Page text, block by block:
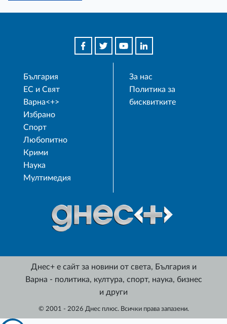
България
ЕС и Свят
Варна<+>
Избрано
Спорт
Любопитно
Крими
Наука
Мултимедия
За нас
Политика за
бисквитките
Днес+ е сайт за новини от света, България и
Варна - политика, култура, спорт, наука, бизнес
и други
© 2001 - 2026 Днес плюс. Всички права запазени.